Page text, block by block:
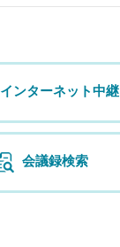
インターネット中継
会議録検索